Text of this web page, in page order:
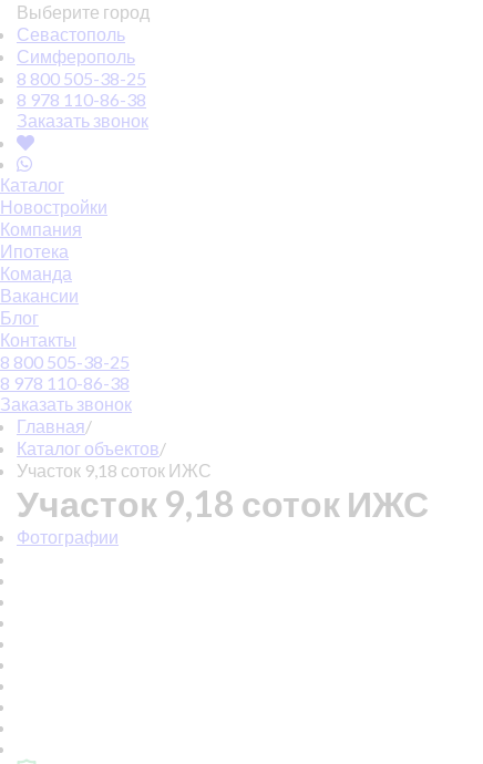
Выберите город
Севастополь
Симферополь
8 800 505-38-25
8 978 110-86-38
Заказать звонок
Каталог
Новостройки
Компания
Ипотека
Команда
Вакансии
Блог
Контакты
8 800 505-38-25
8 978 110-86-38
Заказать звонок
Главная/
Каталог объектов/
Участок 9,18 соток ИЖС
Участок 9,18 соток ИЖС
Фотографии